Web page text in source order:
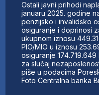
Ostali javni prihodi
januaru 2025. godine
penzijsko i invalidsko
osiguranje i doprinosi
ukupnom iznosu
PIO/MIO u iznosu
osiguranje
za slučaj
piše u podacima
Foto Centralna banka